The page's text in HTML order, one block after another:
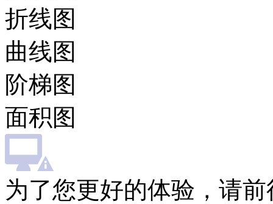
折线图
曲线图
阶梯图
面积图
为了您更好的体验，请